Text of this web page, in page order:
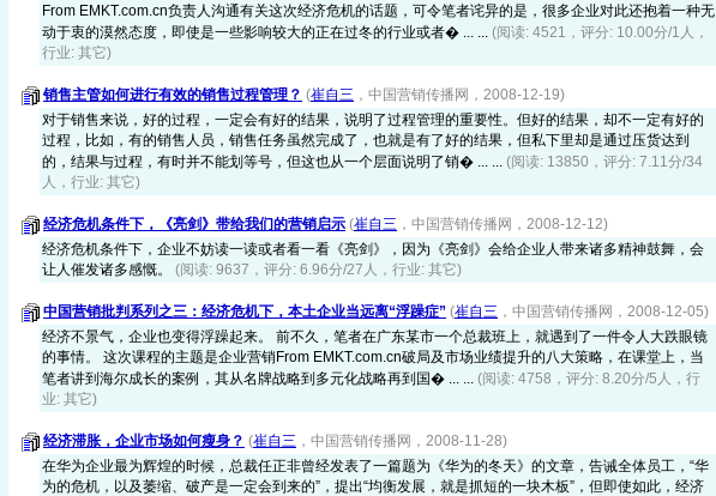
From EMKT.com.cn负责人沟通有关这次经济危机的话题，可令笔者诧异的是，很多企业对此还抱着一种无
动于衷的漠然态度，即使是一些影响较大的正在过冬的行业或者� ... ... (阅读: 4521，评分: 10.00分/1人，
行业: 其它)
销售主管如何进行有效的销售过程管理？ (崔自三 ，中国营销传播网，2008-12-19)
对于销售来说，好的过程，一定会有好的结果，说明了过程管理的重要性。但好的结果，却不一定有好的
过程，比如，有的销售人员，销售任务虽然完成了，也就是有了好的结果，但私下里却是通过压货达到
的，结果与过程，有时并不能划等号，但这也从一个层面说明了销� ... ... (阅读: 13850，评分: 7.11分/34
人，行业: 其它)
经济危机条件下，《亮剑》带给我们的营销启示 (崔自三 ，中国营销传播网，2008-12-12)
经济危机条件下，企业不妨读一读或者看一看《亮剑》，因为《亮剑》会给企业人带来诸多精神鼓舞，会
让人催发诸多感慨。 (阅读: 9637，评分: 6.96分/27人，行业: 其它)
中国营销批判系列之三：经济危机下，本土企业当远离“浮躁症” (崔自三 ，中国营销传播网，2008-12-05)
经济不景气，企业也变得浮躁起来。 前不久，笔者在广东某市一个总裁班上，就遇到了一件令人大跌眼镜
的事情。 这次课程的主题是企业营销From EMKT.com.cn破局及市场业绩提升的八大策略，在课堂上，当
笔者讲到海尔成长的案例，其从名牌战略到多元化战略再到国� ... ... (阅读: 4758，评分: 8.20分/5人，行
业: 其它)
经济滞胀，企业市场如何瘦身？ (崔自三 ，中国营销传播网，2008-11-28)
在华为企业最为辉煌的时候，总裁任正非曾经发表了一篇题为《华为的冬天》的文章，告诫全体员工，“华
为的危机，以及萎缩、破产是一定会到来的”，提出“均衡发展，就是抓短的一块木板”，但即使如此，经济